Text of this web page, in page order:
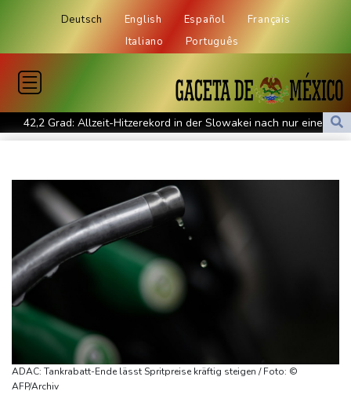
Deutsch English Español
Français
Italiano
Português
42,2 Grad: Allzeit-Hitzerekord in der Slowakei nach nur einem
Tag gebrochen
Regisseur Benchetrit bekannt
Tour de France Femmes: Lippert sprintet am Etappensieg vorbei
Schwimm-EM: Hentschel/Müller gewinnen Synchron-Bronze
Höhere Trassenpreise: Länder drohen mit Klage
RWE gibt Offshore-Windparkprojekte in den USA auf
Mindestens 38 Soldaten bei Angriffen im Jemen getötet - Huthis
reklamieren Attacke
UEFA hält an FIFA-Boykott fest
Niedrigwasser: Bilger für Aussetzung von Sonn- und
Feiertagsfahrverbot für Lkw
ADAC: Tankrabatt-Ende lässt Spritpreise kräftig steigen / Foto: ©
AFP/Archiv